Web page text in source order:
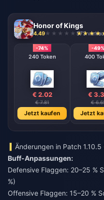
Honor of Kings
4.49 573
-74%
240 Token
€ 2.02
€ 7.81
Jetzt kaufen
-49%
400
€
€
Jetzt
Änderungen in Patch
Buff-Anpassungen:
Defensive Flaggen: 20–25 %
%)
Offensive Flaggen: 15–20 %